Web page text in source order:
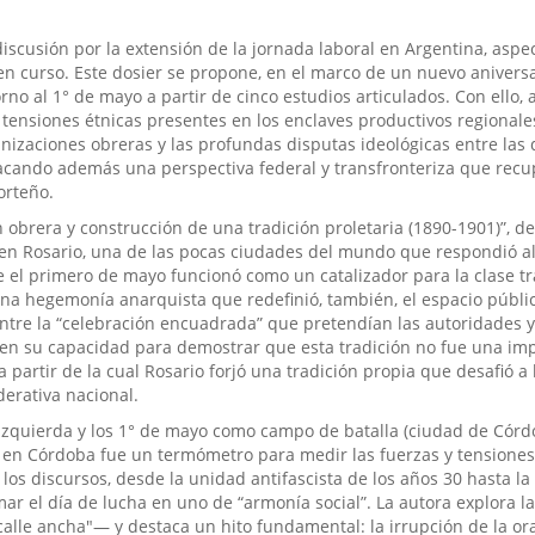
por la extensión de la jornada laboral en Argentina,
curso. Este dosier se propone, en el marco de un nuevo
al 1° de mayo a partir de cinco estudios articulados. Con ello,
étnicas presentes en los enclaves productivos
obreras y las profundas disputas ideológicas entre las
además una perspectiva federal y transfronteriza que
y construcción de una tradición proletaria (1890-1901)”,
Rosario, una de las pocas ciudades del mundo que respondió
primero de mayo funcionó como un catalizador para la clase
hegemonía anarquista que redefinió, también, el espacio
la “celebración encuadrada” que pretendían las autoridades y
su capacidad para demostrar que esta tradición no fue una
de la cual Rosario forjó una tradición propia que desafió a
nacional.
y los 1° de mayo como campo de batalla (ciudad de
Córdoba fue un termómetro para medir las fuerzas y
discursos, desde la unidad antifascista de los años 30 hasta
el día de lucha en uno de “armonía social”. La autora explora
ancha"— y destaca un hito fundamental: la irrupción de la